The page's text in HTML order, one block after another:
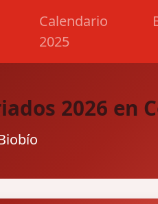
Calendario
2025
2026 en